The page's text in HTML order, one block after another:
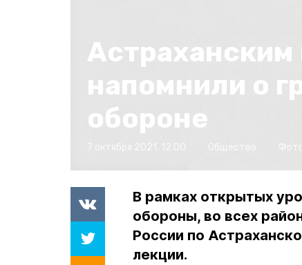
напомнили о
обороне
В рамках открытых
обороны, во всех
России по
лекции.